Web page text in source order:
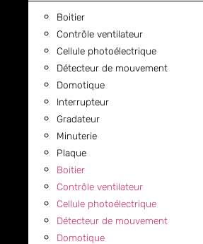
Boitier
Contrôle ventilateur
Cellule photoélectrique
Détecteur de mouvement
Domotique
Interrupteur
Gradateur
Minuterie
Plaque
Boitier
Contrôle ventilateur
Cellule photoélectrique
Détecteur de mouvement
Domotique